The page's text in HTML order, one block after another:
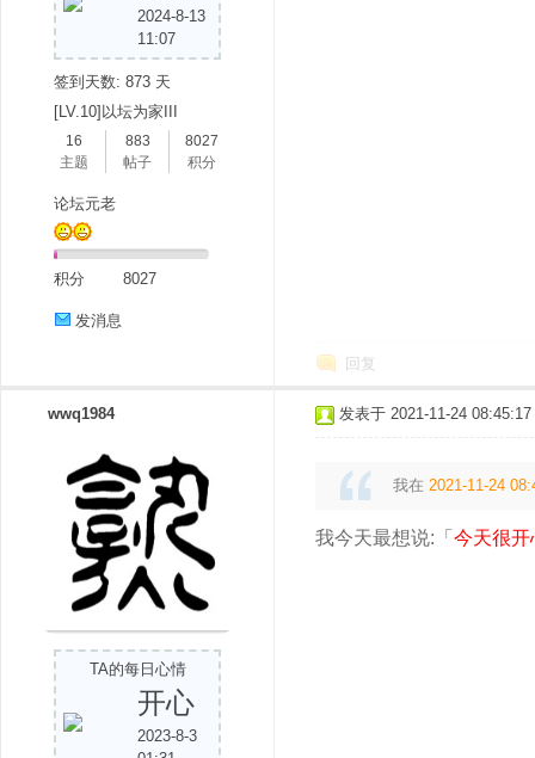
2024-8-13
11:07
签到天数: 873 天
[LV.10]以坛为家III
16
主题
883
帖子
8027
积分
论坛元老
积分 8027
发消息
回复
wwq1984
TA的每日心情
开心
2023-8-3
发表于 2021-11-24 08:45:17
我在 2021-11-24
我今天最想说:「 今天很开